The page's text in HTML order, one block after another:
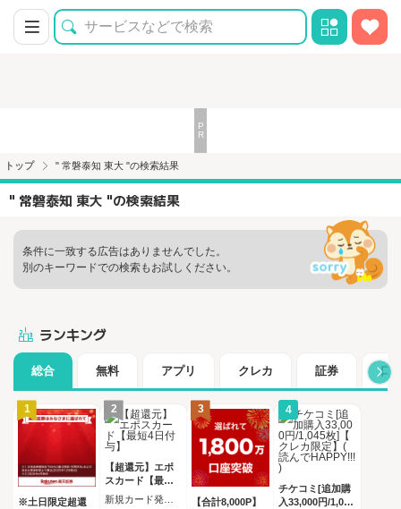
トップ " 常磐泰知 東大 "の検索結果
" 常磐泰知 東大 "の検索結果
条件に一致する広告はありませんでした。
別のキーワードでの検索もお試しください。
ランキング
総合 無料 アプリ クレカ 証券 口
1
※土日限定超還
2
【超還元】エポ
スカード【最短4
日付与】
3
【合計8,000P】
4
チケコミ[追加購
入33,000円/1,045